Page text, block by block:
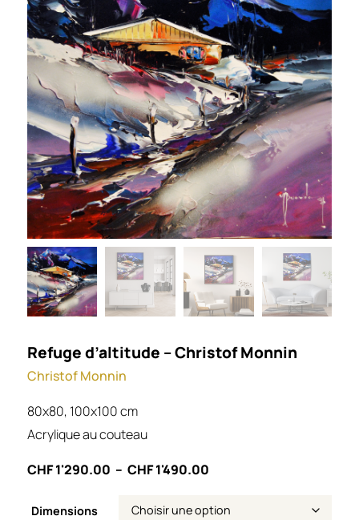
Refuge d’altitude – Christof Monnin
Christof Monnin
80x80, 100x100 cm
Acrylique au couteau
CHF1'290.00 – CHF1'490.00
Dimensions